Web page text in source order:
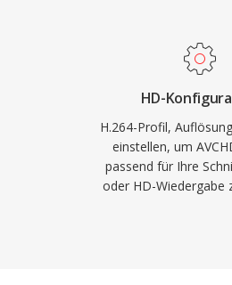
Dateien zur
Unterstützung für
hinzu. Das
breit eingesetzt und
HD-
H.264-Profil,
einstellen, um
passend für Ihre
oder HD-Wiedergabe